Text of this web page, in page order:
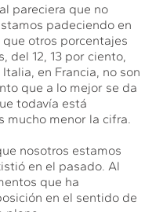
pareciera que no
padeciendo en
otros porcentajes
del 12, 13 por ciento,
en Francia, no son
que a lo mejor se da
todavía está
mucho menor la cifra.
nosotros estamos
en el pasado. Al
que ha
en el sentido de